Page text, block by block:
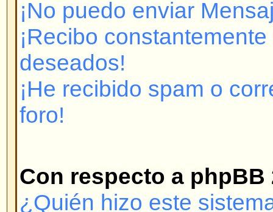
conectarse. ¿Ha sido Ud.
mostrará un mensaje si así es.)
contactar con el administrador
Si se ha registrado y no ha sido
puede conectarse entonces
puede llegar a haber una
foro.